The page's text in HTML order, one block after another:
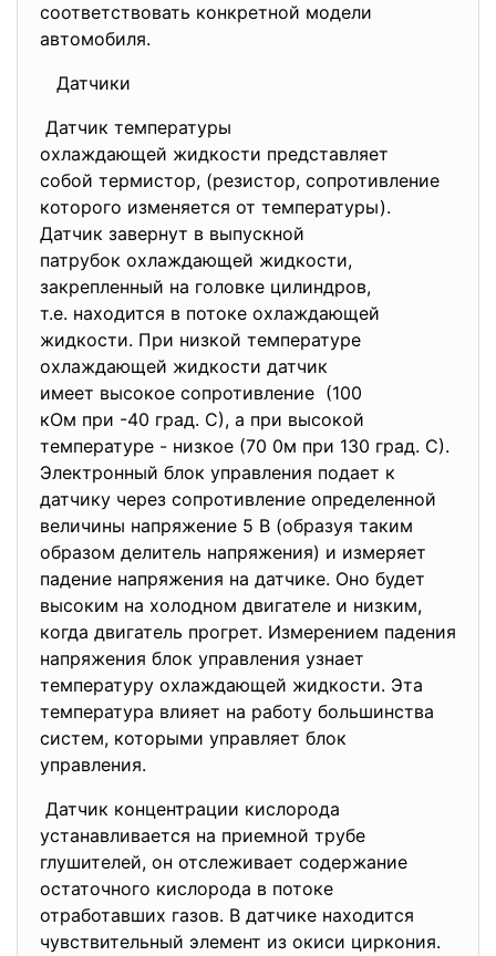
соответствовать конкретной модели
автомобиля.
Датчики
Датчик температуры
охлаждающей жидкости представляет
собой термистор, (резистор, сопротивление
которого изменяется от температуры).
Датчик завернут в выпускной
патрубок охлаждающей жидкости,
закрепленный на головке цилиндров,
т.е. находится в потоке охлаждающей
жидкости. При низкой температуре
охлаждающей жидкости датчик
имеет высокое сопротивление (100
кОм при -40 град. С), а при высокой
температуре - низкое (70 0м при 130 град. С).
Электронный блок управления подает к
датчику через сопротивление определенной
величины напряжение 5 В (образуя таким
образом делитель напряжения) и измеряет
падение напряжения на датчике. Оно будет
высоким на холодном двигателе и низким,
когда двигатель прогрет. Измерением падения
напряжения блок управления узнает
температуру охлаждающей жидкости. Эта
температура влияет на работу большинства
систем, которыми управляет блок
управления.
Датчик концентрации кислорода
устанавливается на приемной трубе
глушителей, он отслеживает содержание
остаточного кислорода в потоке
отработавших газов. В датчике находится
чувствительный элемент из окиси циркония.